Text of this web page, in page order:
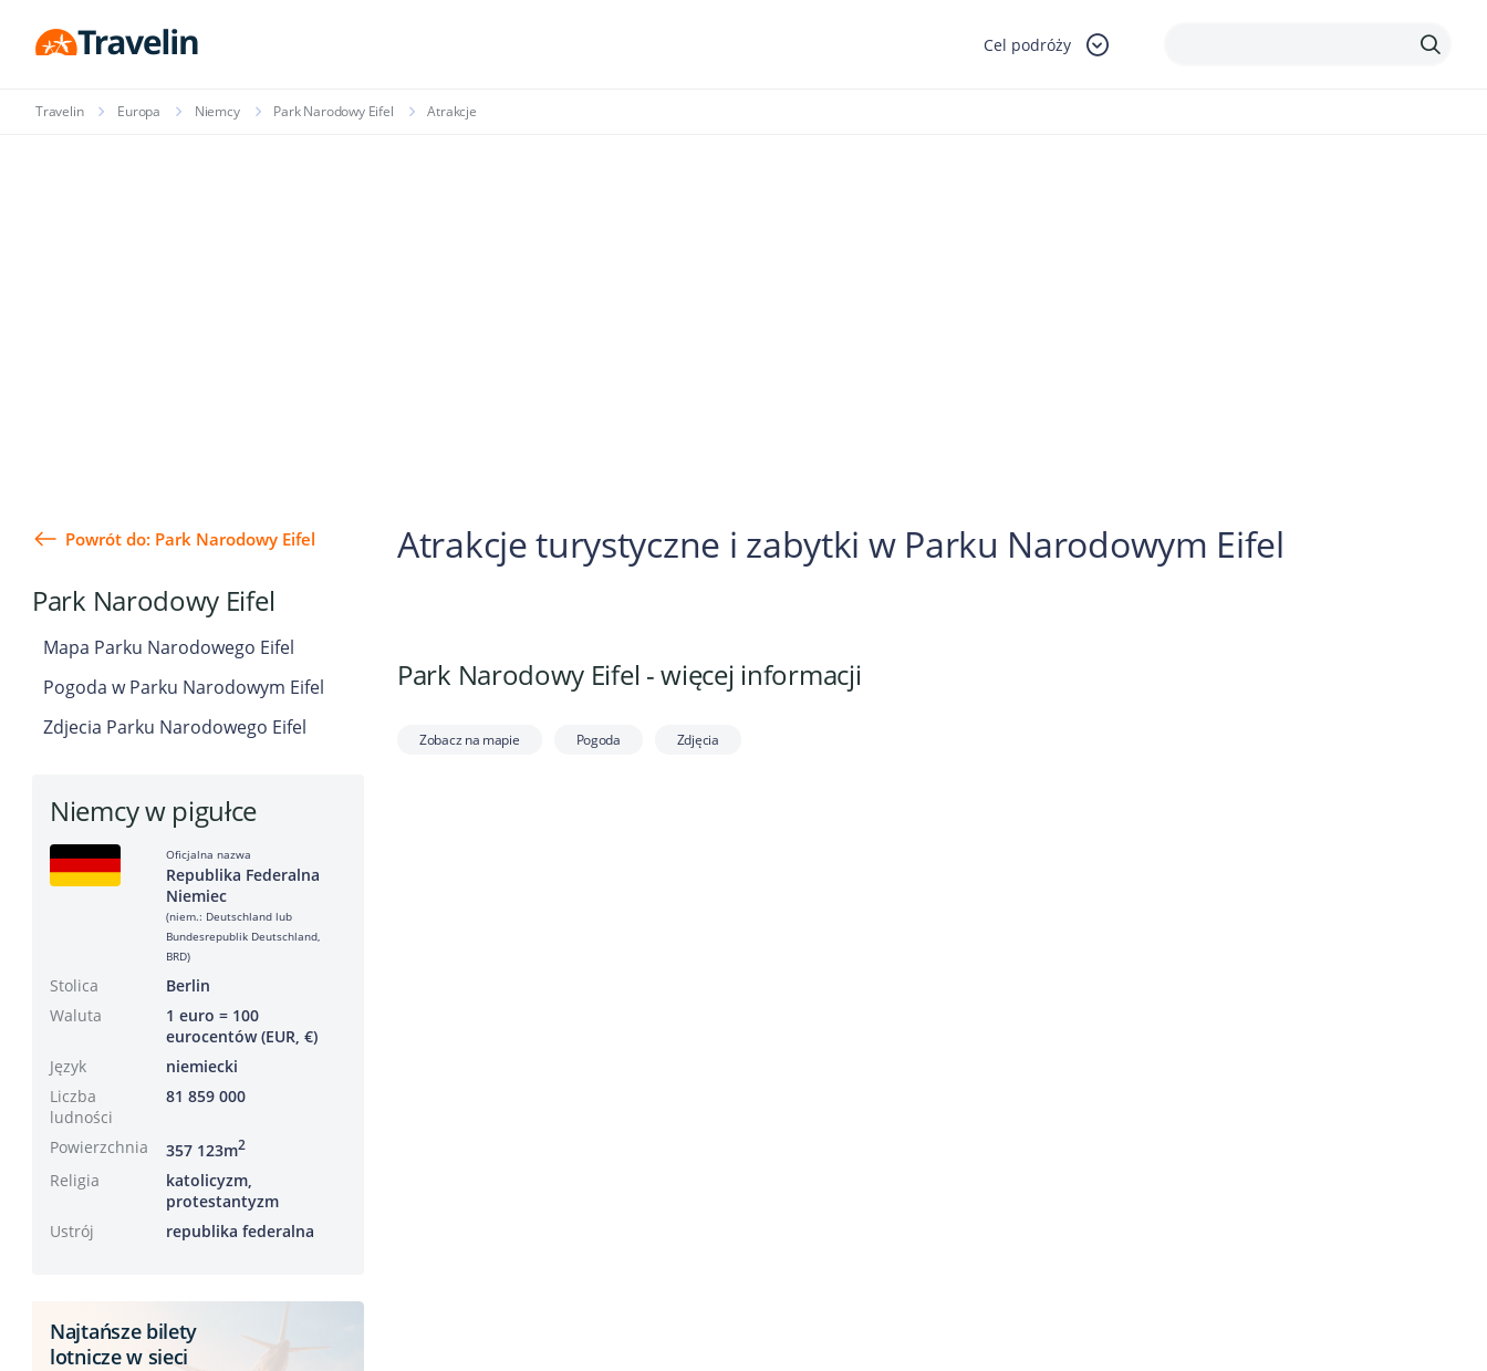
Cel podróży
Travelin Europa Niemcy Park Narodowy Eifel Atrakcje
Powrót do: Park Narodowy Eifel
Park Narodowy Eifel
Mapa Parku Narodowego Eifel
Pogoda w Parku Narodowym Eifel
Zdjecia Parku Narodowego Eifel
Niemcy w pigułce
Oficjalna nazwa
Republika Federalna
Niemiec
(niem.: Deutschland lub
Bundesrepublik Deutschland,
BRD)
Stolica
Berlin
Waluta
1 euro = 100
eurocentów (EUR, €)
Język
niemiecki
Liczba
ludności
81 859 000
Powierzchnia 357 123m2
Religia
katolicyzm,
protestantyzm
Ustrój
republika federalna
Najtańsze bilety
lotnicze w sieci
Atrakcje turystyczne i zabytki w Parku Narodowym Eifel
Park Narodowy Eifel - więcej informacji
Zobacz na mapie Pogoda Zdjęcia